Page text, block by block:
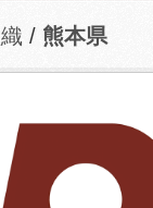
熊本県